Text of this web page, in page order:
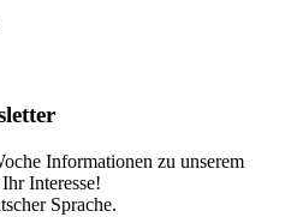
Informationen zu unserem
Interesse!
Sprache.